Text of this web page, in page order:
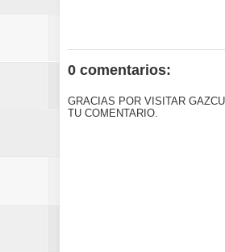
0 comentarios:
GRACIAS POR VISITAR
TU COMENTARIO.